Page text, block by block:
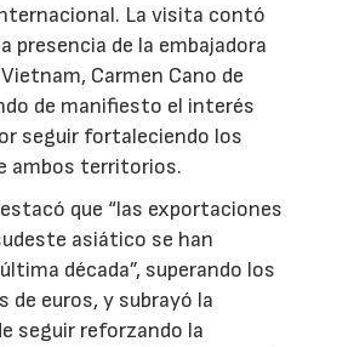
La visita contó
presencia de la embajadora
Carmen Cano de
de manifiesto el interés
seguir fortaleciendo los
ambos territorios.
que “las exportaciones
asiático se han
década”, superando los
de euros, y subrayó la
seguir reforzando la